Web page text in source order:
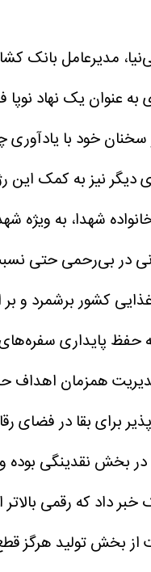
مدیرعامل بانک
دیگر نیز به
شهدا، به
در بی‌رحمی حتی
کشور برشمرد و
حفظ پایداری
همزمان اهداف
برای بقا در
در بخش نقدینگی
از بخش تولید هرگز